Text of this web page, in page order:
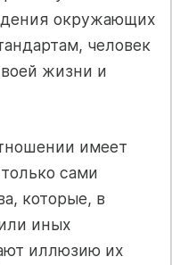
окружающих
человек
жизни и
имеет
сами
которые, в
иных
иллюзию их